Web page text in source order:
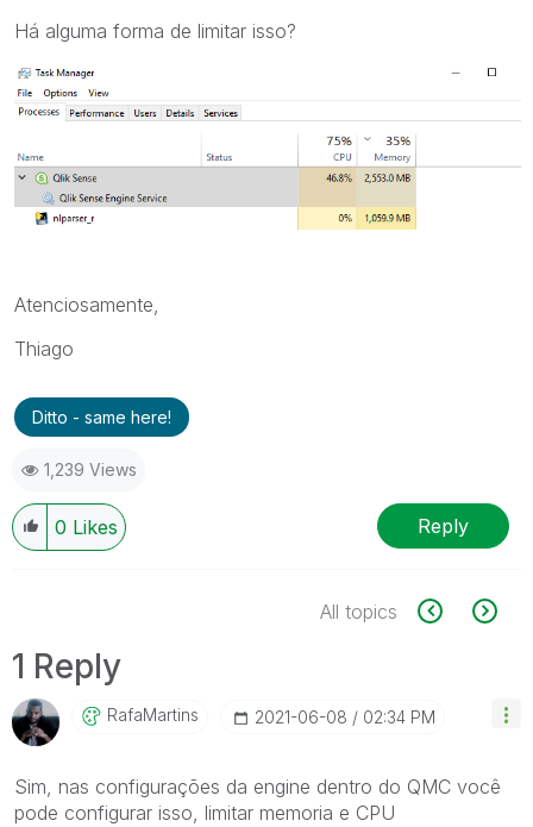
Há alguma forma de limitar isso?
Atenciosamente,
Thiago
Ditto - same here!
1,239 Views
0 Likes Reply
All topics
1 Reply
RafaMartins ‎2021-06-08 02:34 PM
Sim, nas configurações da engine dentro do QMC você
pode configurar isso, limitar memoria e CPU